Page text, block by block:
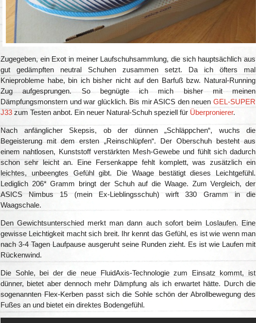
Zugegeben, ein Exot in meiner Laufschuhsammlung, die sich hauptsächlich aus
gut gedämpften neutral Schuhen zusammen setzt. Da ich öfters mal
Knieprobleme habe, bin ich bisher nicht auf den Barfuß bzw. Natural-Running
Zug aufgesprungen. So begnügte ich mich bisher mit meinen
Dämpfungsmonstern und war glücklich. Bis mir ASICS den neuen GEL-SUPER
J33 zum Testen anbot. Ein neuer Natural-Schuh speziell für Überpronierer.
Nach anfänglicher Skepsis, ob der dünnen „Schläppchen“, wuchs die
Begeisterung mit dem ersten „Reinschlüpfen“. Der Oberschuh besteht aus
einem nahtlosen, Kunststoff verstärkten Mesh-Gewebe und fühlt sich dadurch
schon sehr leicht an. Eine Fersenkappe fehlt komplett, was zusätzlich ein
leichtes, unbeengtes Gefühl gibt. Die Waage bestätigt dieses Leichtgefühl.
Lediglich 206* Gramm bringt der Schuh auf die Waage. Zum Vergleich, der
ASICS Nimbus 15 (mein Ex-Lieblingsschuh) wirft 330 Gramm in die
Waagschale.
Den Gewichtsunterschied merkt man dann auch sofort beim Loslaufen. Eine
gewisse Leichtigkeit macht sich breit. Ihr kennt das Gefühl, es ist wie wenn man
nach 3-4 Tagen Laufpause ausgeruht seine Runden zieht. Es ist wie Laufen mit
Rückenwind.
Die Sohle, bei der die neue FluidAxis-Technologie zum Einsatz kommt, ist
dünner, bietet aber dennoch mehr Dämpfung als ich erwartet hätte. Durch die
sogenannten Flex-Kerben passt sich die Sohle schön der Abrollbewegung des
Fußes an und bietet ein direktes Bodengefühl.